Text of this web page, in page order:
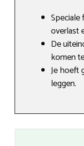
overlast
De
komen
Je hoeft
leggen.